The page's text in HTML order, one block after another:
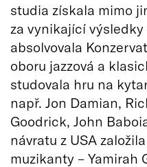
studia získala mimo
za vynikající
absolvovala
oboru jazzová a
studovala hru na
např. Jon Damian,
Goodrick, John
návratu z USA
muzikanty – Yamirah